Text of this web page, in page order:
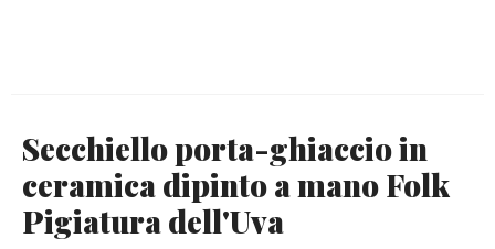
Secchiello porta-ghiaccio in
ceramica dipinto a mano Folk
Pigiatura dell'Uva